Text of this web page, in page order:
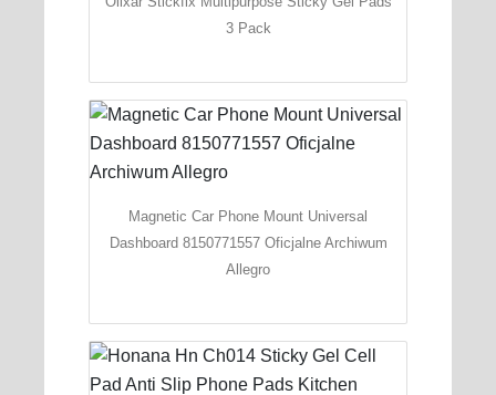
3 Pack
Magnetic Car Phone Mount Universal
Dashboard 8150771557 Oficjalne Archiwum
Allegro